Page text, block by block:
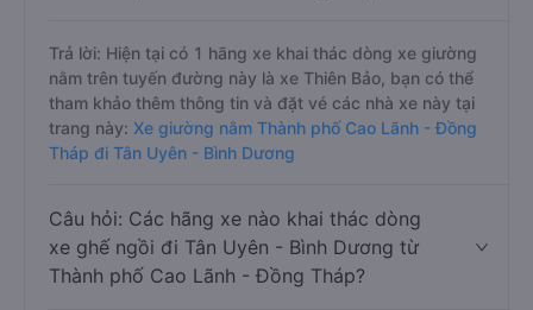
Trả lời: Hiện tại có 1 hãng xe khai thác dòng xe giường
nằm trên tuyến đường này là xe Thiên Bảo, bạn có thể
tham khảo thêm thông tin và đặt vé các nhà xe này tại
trang này: Xe giường nằm Thành phố Cao Lãnh - Đồng
Tháp đi Tân Uyên - Bình Dương
Câu hỏi: Các hãng xe nào khai thác dòng
xe ghế ngồi đi Tân Uyên - Bình Dương từ
Thành phố Cao Lãnh - Đồng Tháp?